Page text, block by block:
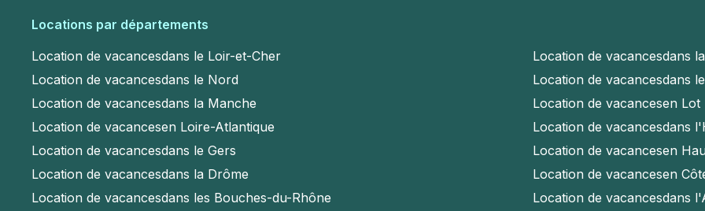
Locations par départements
Location de vacancesdans le Loir-et-Cher Location de vacancesdans
Location de vacancesdans le Nord Location de vacancesdans
Location de vacancesdans la Manche Location de vacancesen Lot
Location de vacancesen Loire-Atlantique Location de vacancesdans
Location de vacancesdans le Gers Location de vacancesen
Location de vacancesdans la Drôme Location de vacancesen
Location de vacancesdans les Bouches-du-Rhône Location de vacancesdans